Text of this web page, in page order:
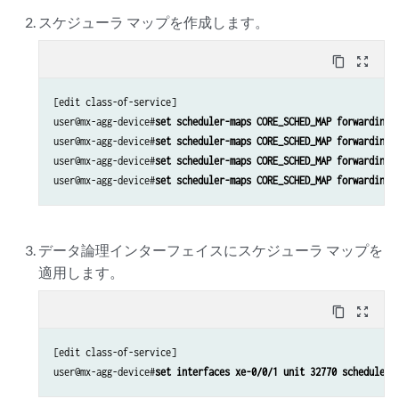
スケジューラ マップを作成します。
content_copy zoom_out_map
[edit class-of-service]
user@mx-agg-device#set scheduler-maps CORE_SCHED_MAP
user@mx-agg-device#set scheduler-maps CORE_SCHED_MAP
user@mx-agg-device#set scheduler-maps CORE_SCHED_MAP
user@mx-agg-device#set scheduler-maps CORE_SCHED_MAP forwarding-
データ論理インターフェイスにスケジューラ マップを
適用します。
content_copy zoom_out_map
[edit class-of-service]
user@mx-agg-device#set interfaces xe-0/0/1 unit 32770 scheduler-map